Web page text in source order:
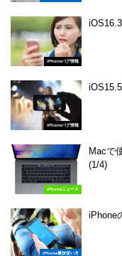
iPhoneバグ情報
iPhoneバグ情報
iPhoneニュース
Macで
(1/4)
iPhone裏技使い方
iPhone